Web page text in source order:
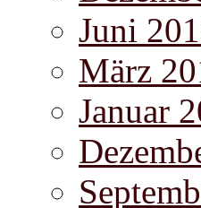
Juni
März
Januar